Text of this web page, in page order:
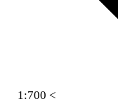
1:700 <